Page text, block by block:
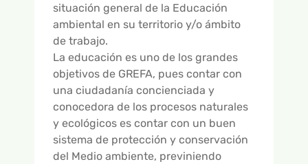
situación general de la Educación
ambiental en su territorio y/o ámbito
de trabajo.
La educación es uno de los grandes
objetivos de GREFA, pues contar con
una ciudadanía concienciada y
conocedora de los procesos naturales
y ecológicos es contar con un buen
sistema de protección y conservación
del Medio ambiente, previniendo